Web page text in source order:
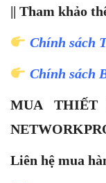
|| Tham khảo
Chính sách
Chính sách
MUA
Liên hệ mua